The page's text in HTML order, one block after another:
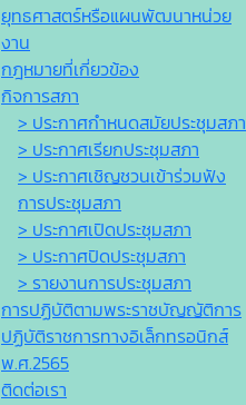
ยุทธศาสตร์หรือแผนพัฒนาหน่วย
งาน
กฎหมายที่เกี่ยวข้อง
กิจการสภา
> ประกาศกำหนดสมัยประชุมสภา
> ประกาศเรียกประชุมสภา
> ประกาศเชิญชวนเข้าร่วมฟัง
การประชุมสภา
> ประกาศเปิดประชุมสภา
> ประกาศปิดประชุมสภา
> รายงานการประชุมสภา
การปฏิบัติตามพระราชบัญญัติการ
ปฏิบัติราชการทางอิเล็กทรอนิกส์
พ.ศ.2565
ติดต่อเรา